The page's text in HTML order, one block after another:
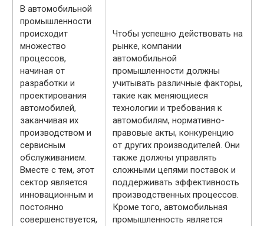
В автомобильной
промышленности
происходит
множество
процессов,
начиная от
разработки и
проектирования
автомобилей,
заканчивая их
производством и
сервисным
обслуживанием.
Вместе с тем, этот
сектор является
инновационным и
постоянно
совершенствуется,
Чтобы успешно действовать на
рынке, компании
автомобильной
промышленности должны
учитывать различные факторы,
такие как меняющиеся
технологии и требования к
автомобилям, нормативно-
правовые акты, конкуренцию
от других производителей. Они
также должны управлять
сложными цепями поставок и
поддерживать эффективность
производственных процессов.
Кроме того, автомобильная
промышленность является